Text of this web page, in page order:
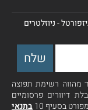
- ניוזלטרים
מהווה רשימת תפוצה
דיוורים פרסומיים
בסעיף 10
בתנאי